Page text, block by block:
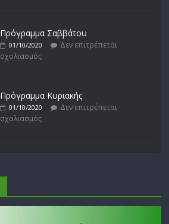
Πρόγραμμα Σαββάτου
01/10/2020
Δεν επιτρέπεται
σχολιασμός
Πρόγραμμα Κυριακής
01/10/2020
Δεν επιτρέπεται
σχολιασμός